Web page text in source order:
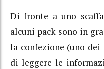
Di fronte a uno
alcuni pack sono in
la confezione (uno
di leggere le